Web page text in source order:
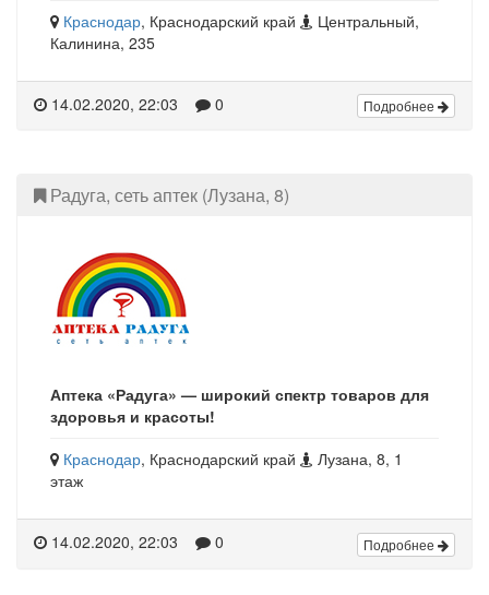
Краснодар, Краснодарский край
Центральный,
Калинина, 235
14.02.2020, 22:03 0 Подробнее
Радуга, сеть аптек (Лузана, 8)
Аптека «Радуга» — широкий спектр товаров для
здоровья и красоты!
Краснодар, Краснодарский край
Лузана, 8, 1
этаж
14.02.2020, 22:03 0 Подробнее